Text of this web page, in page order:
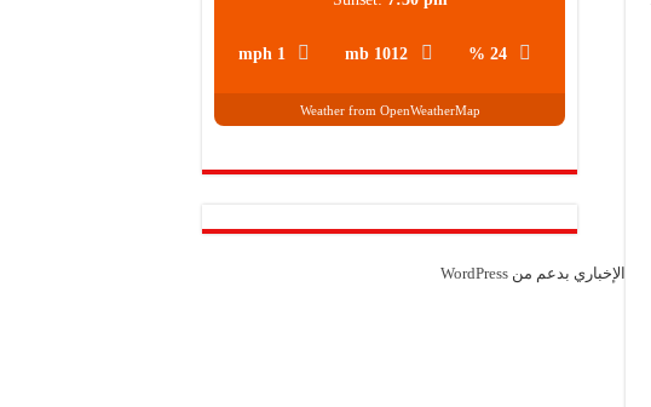
24 %
1012 mb
1 mph
Weather from OpenWeatherMap
الإخباري بدعم من WordPress